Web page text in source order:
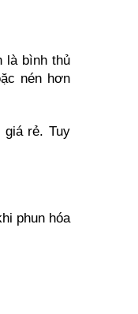
là bình thủ
nén hơn
rẻ. Tuy
phun hóa